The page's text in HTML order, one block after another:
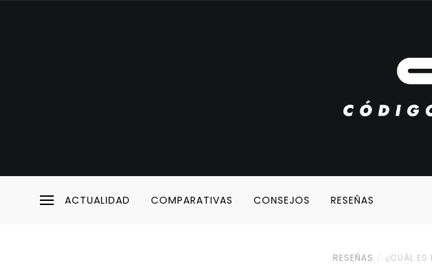
ACTUALIDAD COMPARATIVAS CONSEJOS RESEÑAS
RESEÑAS ¿CUÁL ES